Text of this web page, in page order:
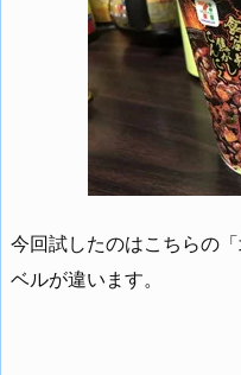
今回試したのはこちらの
ベルが違います。